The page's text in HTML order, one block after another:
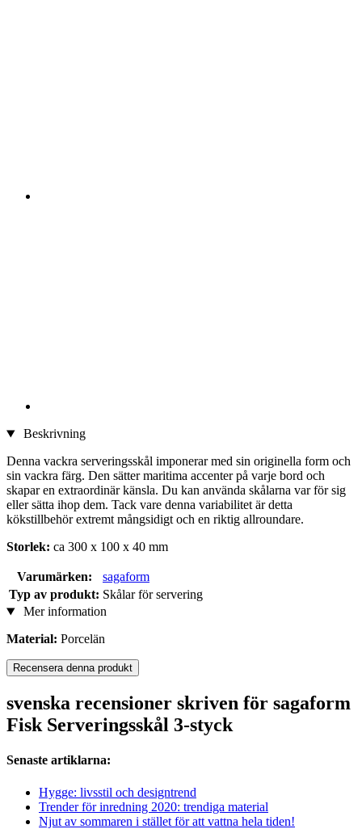
Beskrivning
Denna vackra serveringsskål imponerar med sin originella form och
sin vackra färg. Den sätter maritima accenter på varje bord och
skapar en extraordinär känsla. Du kan använda skålarna var för sig
eller sätta ihop dem. Tack vare denna variabilitet är detta
kökstillbehör extremt mångsidigt och en riktig allroundare.
Storlek: ca 300 x 100 x 40 mm
Varumärken:
sagaform
Typ av produkt: Skålar för servering
Mer information
Material: Porcelän
Recensera denna produkt
svenska recensioner skriven för sagaform
Fisk Serveringsskål 3-styck
Senaste artiklarna:
Hygge: livsstil och designtrend
Trender för inredning 2020: trendiga material
Njut av sommaren i stället för att vattna hela tiden!